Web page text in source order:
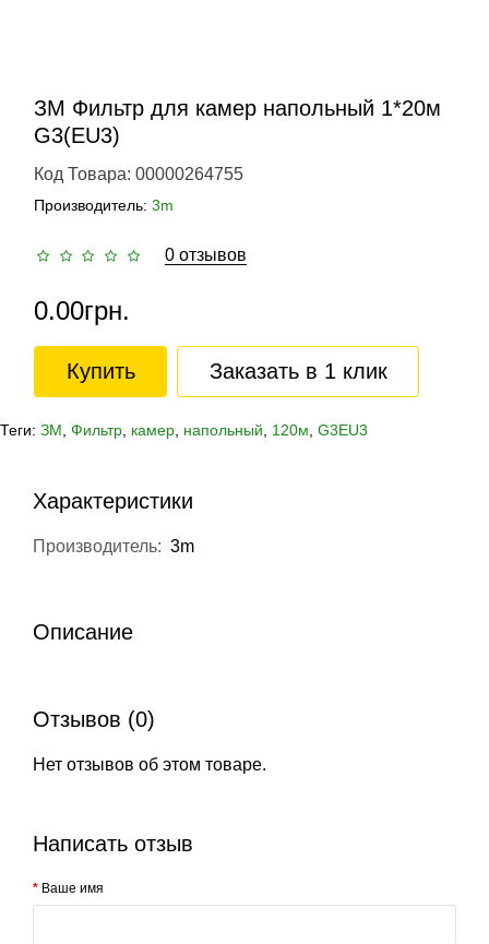
ЗМ Фильтр для камер напольный 1*20м
G3(EU3)
Код Товара: 00000264755
Производитель: 3m
0 отзывов
0.00грн.
Купить Заказать в 1 клик
Теги: ЗМ Фильтр камер напольный 120м G3EU3
Характеристики
Производитель: 3m
Описание
Отзывов (0)
Нет отзывов об этом товаре.
Написать отзыв
Ваше имя